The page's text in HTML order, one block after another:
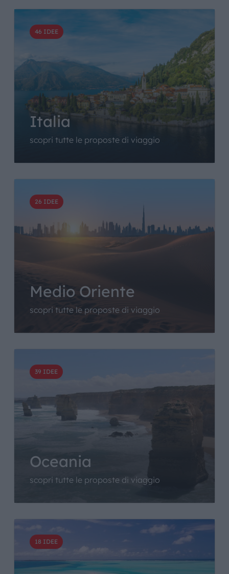
46 IDEE
Italia
scopri tutte le proposte di viaggio
26 IDEE
Medio Oriente
scopri tutte le proposte di viaggio
39 IDEE
Oceania
scopri tutte le proposte di viaggio
18 IDEE